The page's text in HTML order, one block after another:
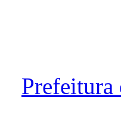
Prefeitura